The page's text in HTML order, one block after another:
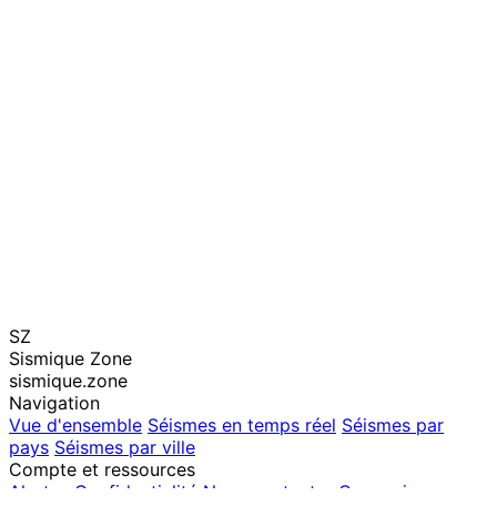
SZ
Sismique Zone
sismique.zone
Navigation
Vue d'ensemble Séismes en temps réel Séismes par
pays Séismes par ville
Compte et ressources
Alertes
Confidentialité Nous contacter Connexion